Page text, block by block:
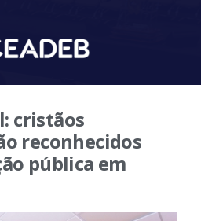
cristãos
reconhecidos
pública em